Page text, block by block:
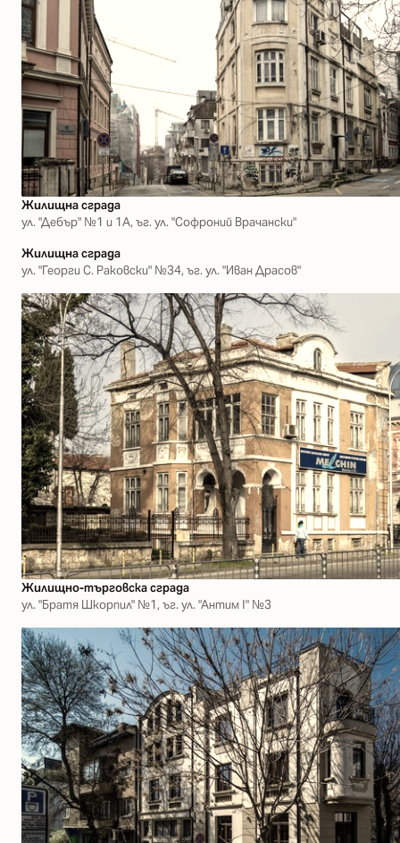
Жилищна сграда
ул. "Дебър" №1 и 1А, ъг. ул. "Софроний Врачански"
Жилищна сграда
ул. "Георги С. Раковски" №34, ъг. ул. "Иван Драсов"
Жилищно-търговска сграда
ул. "Братя Шкорпил" №1, ъг. ул. "Антим І" №3